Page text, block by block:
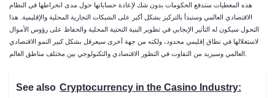
هذه المعطيات ستدفع الحكومات بدون شك لإعادة حساباتها حول مدى انخراطها في النظام
الاقتصادي العالمي وستبدأ بالتركيز بشكل أكبر على الشبكات التجارية المحلية والإقليمية. هذا
التحول سيكون له التأثير الإيجابي في تطوير البنية التحتية المحلية والحفاظ على رؤوس الأموال
لاستغلالها في نطاق إقليمي محدود، ولكنه من جهة أخرى سيعرقل بشكل كبير النمو الاقتصادي
See also Cryptocurrency in the Casino Industry: